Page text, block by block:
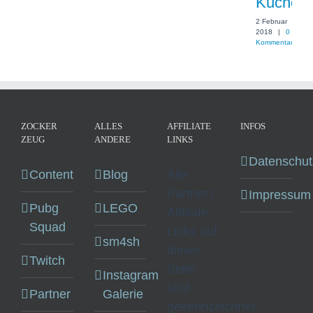
2 Februar
2018
|
0
Kommentare
ZOCKER
ZEUG
Content
Pubg
Squad
Twitch
Partner
ALLES
ANDERE
Blog
LEGO
sm4sh
Instagram
Galerie
AFFILIATE
LINKS
Alle
Partner /
Affiliate
Links auf
dieser
Seite
sind
gekennzeichnet.
INFOS
Impressum